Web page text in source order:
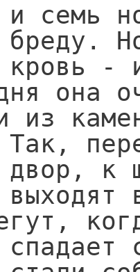
семь
кровь -
она
из
двор, к